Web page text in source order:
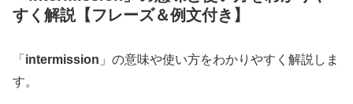
すく解説【フレーズ＆例文付き】
「 intermission 」の意味や使い方をわかりやすく解説しま
す。